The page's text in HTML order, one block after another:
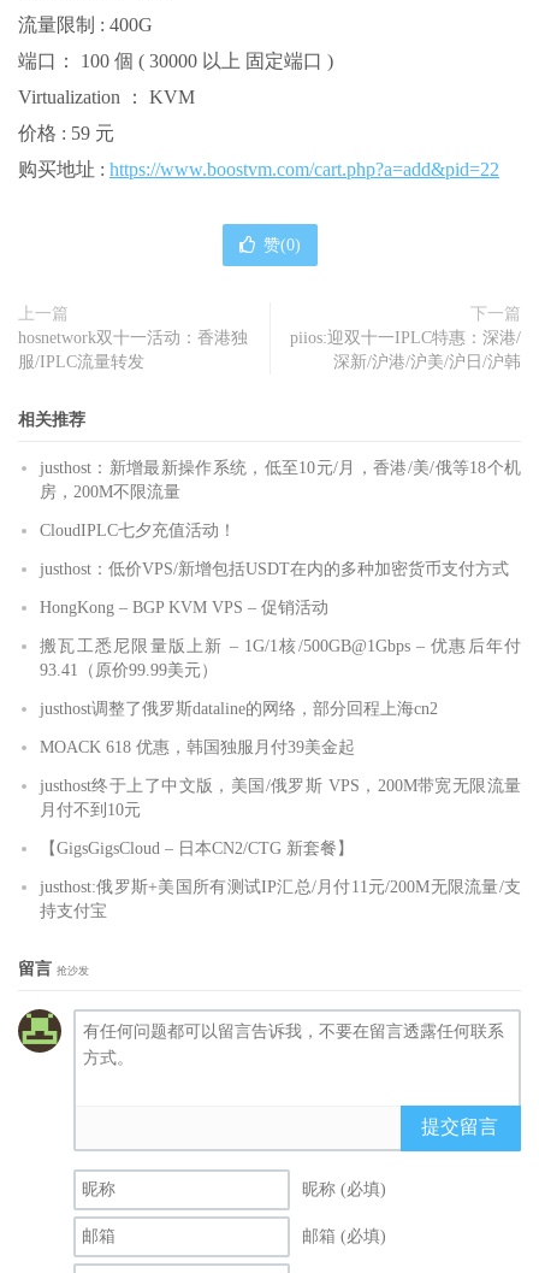
流量限制 : 400G
端口： 100 個 ( 30000 以上 固定端口 )
Virtualization ： KVM
价格 : 59 元
购买地址 : https://www.boostvm.com/cart.php?a=add&pid=22
赞(0)
上一篇
hosnetwork双十一活动：香港独
服/IPLC流量转发
下一篇
piios:迎双十一IPLC特惠：深港/
深新/沪港/沪美/沪日/沪韩
相关推荐
justhost：新增最新操作系统，低至10元/月，香港/美/俄等18个机
房，200M不限流量
CloudIPLC七夕充值活动！
justhost：低价VPS/新增包括USDT在内的多种加密货币支付方式
HongKong – BGP KVM VPS – 促销活动
搬瓦工悉尼限量版上新 – 1G/1核/500GB@1Gbps – 优惠后年付
93.41（原价99.99美元）
justhost调整了俄罗斯dataline的网络，部分回程上海cn2
MOACK 618 优惠，韩国独服月付39美金起
justhost终于上了中文版，美国/俄罗斯 VPS，200M带宽无限流量
月付不到10元
【GigsGigsCloud – 日本CN2/CTG 新套餐】
justhost:俄罗斯+美国所有测试IP汇总/月付11元/200M无限流量/支
持支付宝
留言 抢沙发
提交留言
昵称 (必填)
邮箱 (必填)